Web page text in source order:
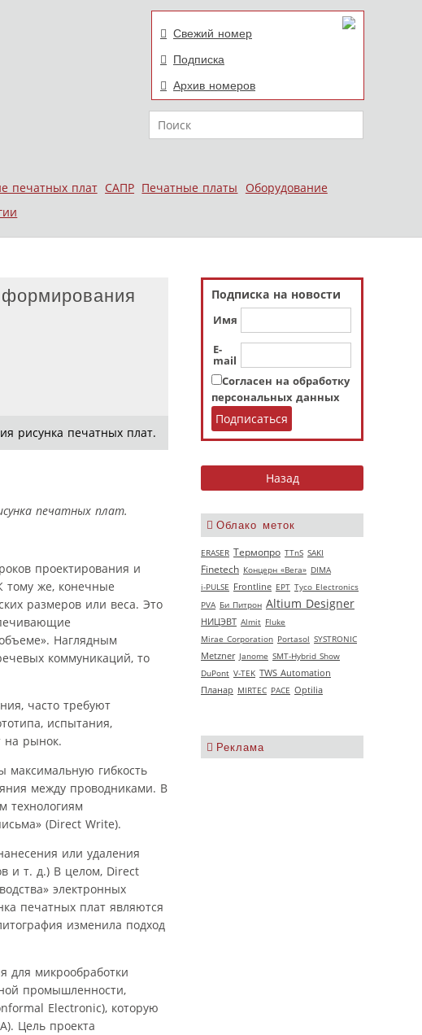
Свежий номер
Подписка
Архив номеров
Поиск
печатных плат САПР Печатные платы
Оборудование
Подписка на новости
Имя
E-
mail
Согласен на обработку
персональных данных
Облако меток
ERASER Термопро TTnS SAKI
Finetech Концерн «Вега» DIMA
i-PULSE Frontline EPT Tyco Electronics
PVA Би Питрон Altium Designer
НИЦЭВТ Almit Fluke
Mirae Corporation Portasol SYSTRONIC
Metzner Janome SMT-Hybrid Show
DuPont V‑TEK TWS Automation
Планар MIRTEC РАСЕ Optilia
Реклама
рисунка печатных плат.
печатных плат.
проектирования и
тому же, конечные
размеров или веса. Это
Наглядным
коммуникаций, то
часто требуют
испытания,
на рынок.
максимальную гибкость
между проводниками. В
технологиям
(Direct Write).
или удаления
и т. д.) В целом, Direct
электронных
печатных плат являются
изменила подход
для микрообработки
промышленности,
Electronic), которую
Цель проекта